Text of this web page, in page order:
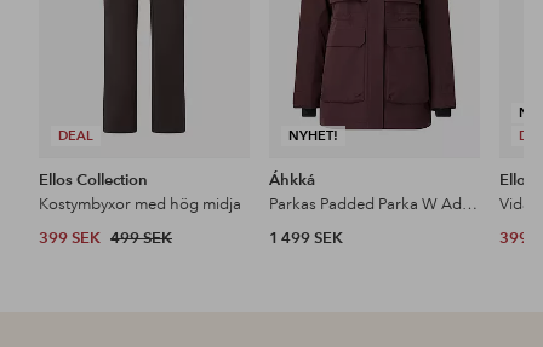
DEAL
Ellos Collection
Kostymbyxor med hög midja
399 SEK 499 SEK
NYHET!
Áhkká
Parkas Padded Parka W Adjustable Waist
1 499 SEK
Ellos
399